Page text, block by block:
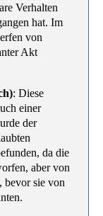
Verhalten
hat. Im
von
Akt
: Diese
einer
der
da die
aber von
bevor sie von